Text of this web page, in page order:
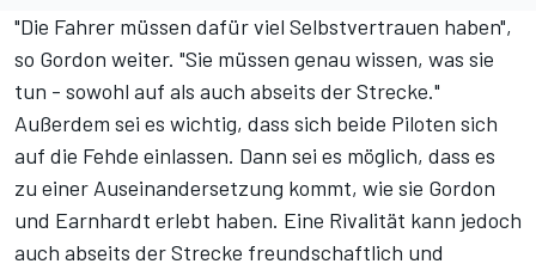
"Die Fahrer müssen dafür viel Selbstvertrauen haben",
so Gordon weiter. "Sie müssen genau wissen, was sie
tun - sowohl auf als auch abseits der Strecke."
Außerdem sei es wichtig, dass sich beide Piloten sich
auf die Fehde einlassen. Dann sei es möglich, dass es
zu einer Auseinandersetzung kommt, wie sie Gordon
und Earnhardt erlebt haben. Eine Rivalität kann jedoch
auch abseits der Strecke freundschaftlich und